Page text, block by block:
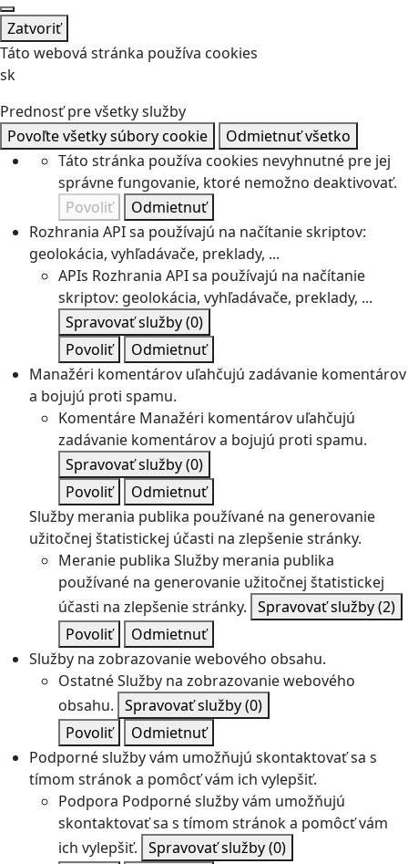
Zatvoriť
Táto webová stránka používa cookies
sk
Prednosť pre všetky služby
Povoľte všetky súbory cookie
Odmietnuť všetko
Táto stránka používa cookies nevyhnutné pre jej
správne fungovanie, ktoré nemožno deaktivovať.
Povoliť
Odmietnuť
Rozhrania API sa používajú na načítanie skriptov:
geolokácia, vyhľadávače, preklady, ...
APIs Rozhrania API sa používajú na načítanie
skriptov: geolokácia, vyhľadávače, preklady, ...
Spravovať služby(0)
Povoliť
Odmietnuť
Manažéri komentárov uľahčujú zadávanie komentárov
a bojujú proti spamu.
Komentáre Manažéri komentárov uľahčujú
zadávanie komentárov a bojujú proti spamu.
Spravovať služby(0)
Povoliť
Odmietnuť
Služby merania publika používané na generovanie
užitočnej štatistickej účasti na zlepšenie stránky.
Meranie publika Služby merania publika
používané na generovanie užitočnej štatistickej
účasti na zlepšenie stránky. Spravovať služby(2)
Povoliť
Odmietnuť
Služby na zobrazovanie webového obsahu.
OstatnéSlužby na zobrazovanie webového
obsahu. Spravovať služby(0)
Povoliť
Odmietnuť
Podporné služby vám umožňujú skontaktovať sa s
tímom stránok a pomôcť vám ich vylepšiť.
Podpora Podporné služby vám umožňujú
skontaktovať sa s tímom stránok a pomôcť vám
ich vylepšiť. Spravovať služby(0)